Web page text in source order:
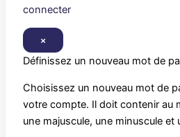
connecter
×
Définissez un nouveau mot de
Choisissez un nouveau mot de
votre compte. Il doit contenir au
une majuscule, une minuscule et